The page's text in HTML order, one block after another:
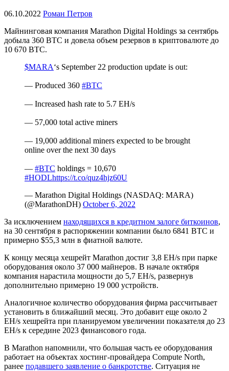
06.10.2022 Роман Петров
Майнинговая компания Marathon Digital Holdings за сентябрь
добыла 360 BTC и довела объем резервов в криптовалюте до
10 670 BTC.
$MARA‘s September 22 production update is out:
— Produced 360 #BTC
— Increased hash rate to 5.7 EH/s
— 57,000 total active miners
— 19,000 additional miners expected to be brought
online over the next 30 days
— #BTC holdings = 10,670
#HODLhttps://t.co/quz4hjz60U
— Marathon Digital Holdings (NASDAQ: MARA)
(@MarathonDH) October 6, 2022
За исключением находящихся в кредитном залоге биткоинов,
на 30 сентября в распоряжении компании было 6841 BTC и
примерно $55,3 млн в фиатной валюте.
К концу месяца хешрейт Marathon достиг 3,8 EH/s при парке
оборудования около 37 000 майнеров. В начале октября
компания нарастила мощности до 5,7 EH/s, развернув
дополнительно примерно 19 000 устройств.
Аналогичное количество оборудования фирма рассчитывает
установить в ближайший месяц. Это добавит еще около 2
EH/s хешрейта при планируемом увеличении показателя до 23
EH/s к середине 2023 финансового года.
В Marathon напомнили, что большая часть ее оборудования
работает на объектах хостинг-провайдера Compute North,
ранее подавшего заявление о банкротстве. Ситуация не